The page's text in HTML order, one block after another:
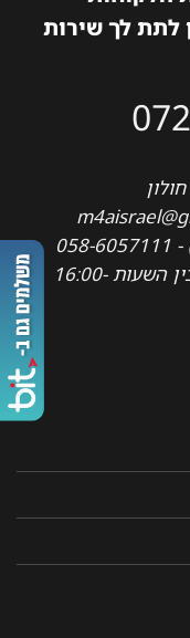
לתת לך שירות
א'-ה' בין השעות 16:00-